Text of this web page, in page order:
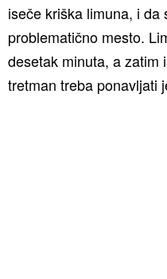
iseče kriška limuna, i
problematično mesto.
desetak minuta, a zatim
tretman treba ponavljati